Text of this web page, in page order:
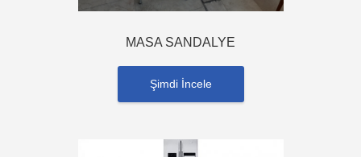
MASA SANDALYE
Şimdi İncele